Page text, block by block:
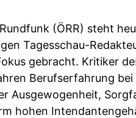
(ÖRR) steht
Tagesschau-
gebracht. Kritiker
Berufserfahrung
Ausgewogenheit,
hohen